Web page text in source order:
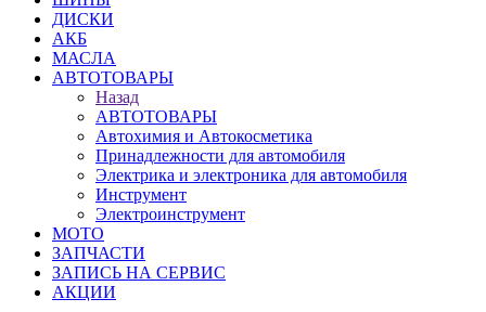
ДИСКИ
АКБ
МАСЛА
АВТОТОВАРЫ
Назад
АВТОТОВАРЫ
Автохимия и Автокосметика
Принадлежности для автомобиля
Электрика и электроника для автомобиля
Инструмент
Электроинструмент
МОТО
ЗАПЧАСТИ
ЗАПИСЬ НА СЕРВИС
АКЦИИ